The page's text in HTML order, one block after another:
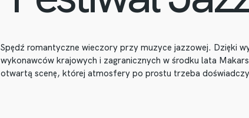
Spędź romantyczne wieczory przy muzyce jazzowej. Dzięki
wykonawców krajowych i zagranicznych w środku lata
otwartą scenę, której atmosfery po prostu trzeba